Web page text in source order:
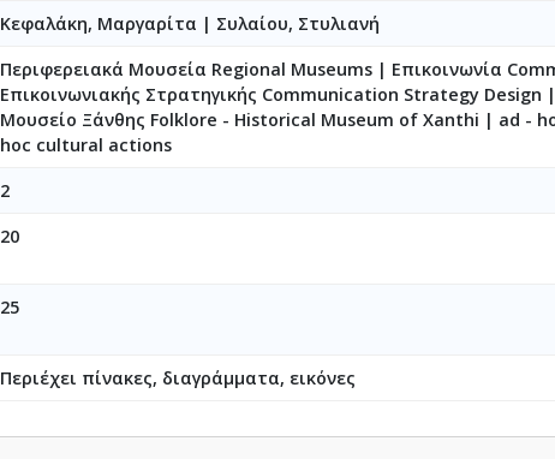
Κεφαλάκη, Μαργαρίτα | Συλαίου, Στυλιανή
Περιφερειακά Μουσεία Regional Museums | Επικοινωνία
Επικοινωνιακής Στρατηγικής Communication Strategy Design
Μουσείο Ξάνθης Folklore - Historical Museum of Xanthi | ad -
hoc cultural actions
2
20
25
Περιέχει πίνακες, διαγράμματα, εικόνες